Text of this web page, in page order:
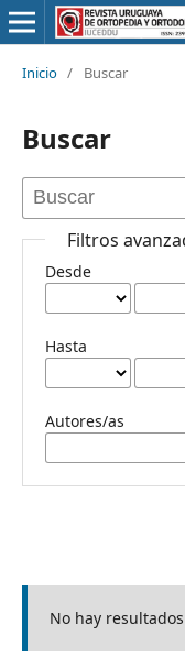
Inicio / Buscar
Buscar
Filtros
Desde
Hasta
Autores/as
No hay resultados